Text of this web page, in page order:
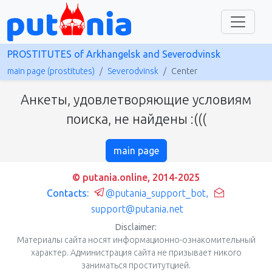
PROSTITUTES of Arkhangelsk and Severodvinsk
main page (prostitutes) Severodvinsk Center
Анкеты, удовлетворяющие условиям
поиска, не найдены :(((
main page
© putania.online, 2014-2025
Contacts:
@putania_support_bot,
support@putania.net
Disclaimer:
Материалы сайта носят информационно-ознакомительный
характер. Администрация сайта не призывает никого
заниматься проститутцией.